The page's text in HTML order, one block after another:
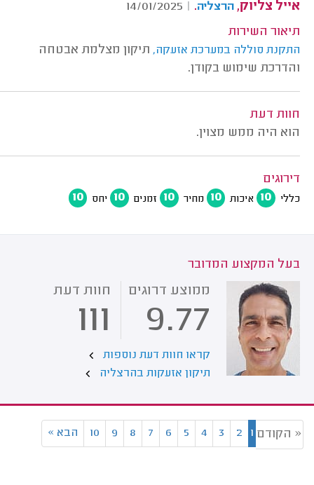
אייל צליוק, הרצליה.
|
14/01/2025
תיאור השירות
התקנת סוללה במערכת אזעקה, תיקון מצלמת אבטחה
והדרכת שימוש בקודן.
חוות דעת
הוא היה ממש מצוין.
דירוגים
כללי 10 איכות 10 מחיר 10 זמנים 10 יחס 10
בעל המקצוע המדובר
ממוצע דרוגים
9.77
חוות דעת
111
קראו חוות דעת נוספות
תיקון אזעקות בהרצליה
« הקודם 1
2
3
4
5
6
7
8
9
10 הבא »